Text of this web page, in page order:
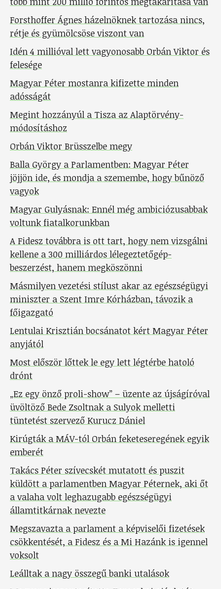
Forsthoffer Ágnes házelnöknek tartozása nincs,
rétje és gyümölcsöse viszont van
Idén 4 millióval lett vagyonosabb Orbán Viktor és
felesége
Magyar Péter mostanra kifizette minden
adósságát
Megint hozzányúl a Tisza az Alaptörvény-
módosításhoz
Orbán Viktor Brüsszelbe megy
Balla György a Parlamentben: Magyar Péter
jöjjön ide, és mondja a szemembe, hogy bűnöző
vagyok
Magyar Gulyásnak: Ennél még ambiciózusabbak
voltunk fiatalkorunkban
A Fidesz továbbra is ott tart, hogy nem vizsgálni
kellene a 300 milliárdos lélegeztetőgép-
beszerzést, hanem megköszönni
Másmilyen vezetési stílust akar az egészségügyi
miniszter a Szent Imre Kórházban, távozik a
főigazgató
Lentulai Krisztián bocsánatot kért Magyar Péter
anyjától
Most először lőttek le egy lett légtérbe hatoló
drónt
„Ez egy önző proli-show” – üzente az újságíróval
üvöltöző Bede Zsoltnak a Sulyok melletti
tüntetést szervező Kurucz Dániel
Kirúgták a MÁV-tól Orbán feketeseregének egyik
emberét
Takács Péter szívecskét mutatott és puszit
küldött a parlamentben Magyar Péternek, aki őt
a valaha volt leghazugabb egészségügyi
államtitkárnak nevezte
Megszavazta a parlament a képviselői fizetések
csökkentését, a Fidesz és a Mi Hazánk is igennel
voksolt
Leálltak a nagy összegű banki utalások